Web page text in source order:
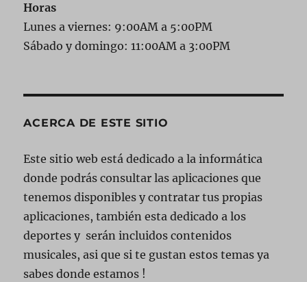
Horas
Lunes a viernes: 9:00AM a 5:00PM
Sábado y domingo: 11:00AM a 3:00PM
ACERCA DE ESTE SITIO
Este sitio web está dedicado a la informática
donde podrás consultar las aplicaciones que
tenemos disponibles y contratar tus propias
aplicaciones, también esta dedicado a los
deportes y serán incluidos contenidos
musicales, asi que si te gustan estos temas ya
sabes donde estamos !